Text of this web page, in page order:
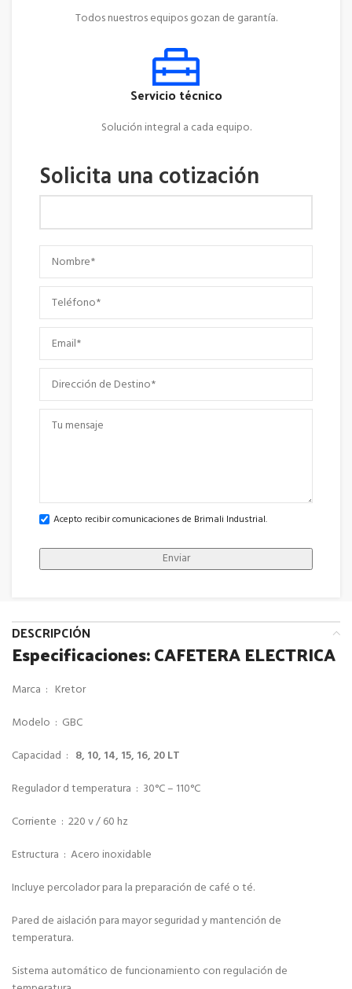
Todos nuestros equipos gozan de garantía.
Servicio técnico
Solución integral a cada equipo.
Solicita una cotización
Acepto recibir comunicaciones de Brimali Industrial.
DESCRIPCIÓN
Especificaciones: CAFETERA ELECTRICA
Marca : Kretor
Modelo : GBC
Capacidad : 8, 10, 14, 15, 16, 20 LT
Regulador d temperatura : 30°C – 110°C
Corriente : 220 v / 60 hz
Estructura : Acero inoxidable
Incluye percolador para la preparación de café o té.
Pared de aislación para mayor seguridad y mantención de
temperatura.
Sistema automático de funcionamiento con regulación de